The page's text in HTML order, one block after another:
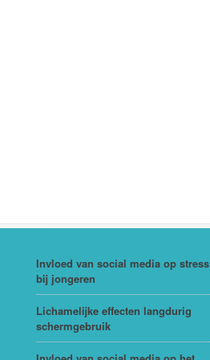
Invloed van social media op stress
bij jongeren
Lichamelijke effecten langdurig
schermgebruik